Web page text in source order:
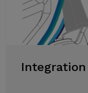
Integration